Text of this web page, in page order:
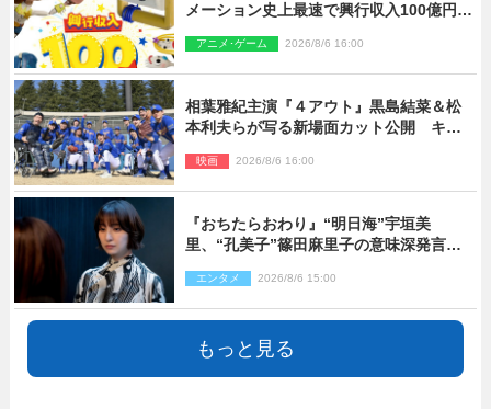
メーション史上最速で興行収入100億円突
アニメ･ゲーム 2026/8/6 16:00
相葉雅紀主演『４アウト』黒島結菜＆松
本利夫らが写る新場面カット公開 キャ
映画 2026/8/6 16:00
『おちたらおわり』“明日海”宇垣美
里、“孔美子”篠田麻里子の意味深発言に
開」
エンタメ 2026/8/6 15:00
もっと見る